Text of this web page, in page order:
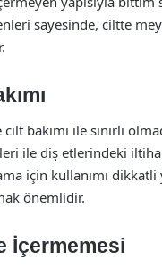
sayesinde, ciltte
bakımı ile sınırlı
ile diş etlerindeki
için kullanımı
önemlidir.
İçermemesi